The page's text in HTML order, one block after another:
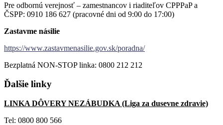
Pre odbornú verejnosť – zamestnancov i riaditeľov CPPPaP a
ČSPP: 0910 186 627 (pracovné dni od 9:00 do 17:00)
Zastavme násilie
https://www.zastavmenasilie.gov.sk/poradna/
Bezplatná NON-STOP linka: 0800 212 212
Ďalšie linky
LINKA DÔVERY NEZÁBUDKA (Liga za dusevne zdravie)
Tel: 0800 800 566